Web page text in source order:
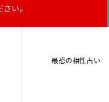
い。
最恐の相性占い